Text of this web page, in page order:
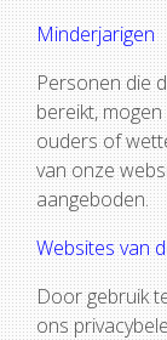
Minderjarigen
Personen die
bereikt,
ouders of
van onze
aangeboden.
Websites van
Door gebruik
ons